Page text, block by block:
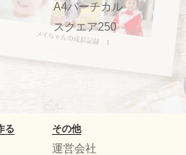
A4バーチカル
スクエア250
る その他
運営会社